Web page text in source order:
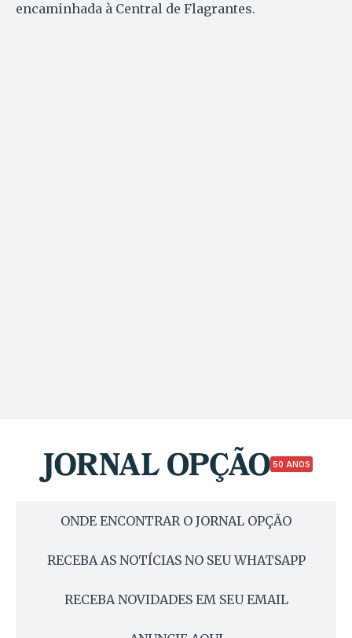
encaminhada à Central de Flagrantes.
50 ANOS
ONDE ENCONTRAR O JORNAL OPÇÃO
RECEBA AS NOTÍCIAS NO SEU WHATSAPP
RECEBA NOVIDADES EM SEU EMAIL